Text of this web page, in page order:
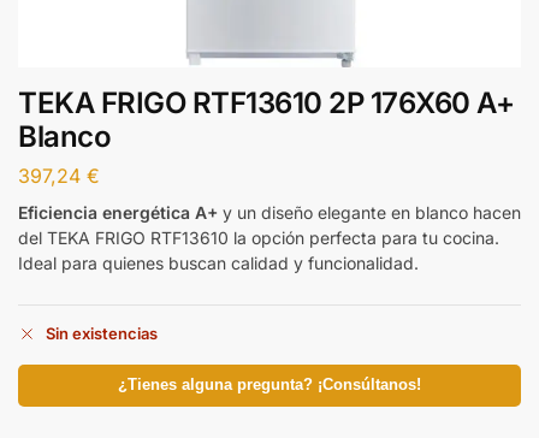
TEKA FRIGO RTF13610 2P 176X60 A+
Blanco
397,24 €
Eficiencia energética A+ y un diseño elegante en blanco hacen
del TEKA FRIGO RTF13610 la opción perfecta para tu cocina.
Ideal para quienes buscan calidad y funcionalidad.
Sin existencias
¿Tienes alguna pregunta? ¡Consúltanos!